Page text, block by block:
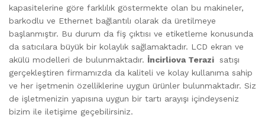
kapasitelerine göre farklılık göstermekte olan bu makineler,
barkodlu ve Ethernet bağlantılı olarak da üretilmeye
başlanmıştır. Bu durum da fiş çıktısı ve etiketleme konusunda
da satıcılara büyük bir kolaylık sağlamaktadır. LCD ekran ve
akülü modelleri de bulunmaktadır. İncirliova Terazi satışı
gerçekleştiren firmamızda da kaliteli ve kolay kullanıma sahip
ve her işetmenin özelliklerine uygun ürünler bulunmaktadır. Siz
de işletmenizin yapısına uygun bir tartı arayışı içindeyseniz
bizim ile iletişime geçebilirsiniz.